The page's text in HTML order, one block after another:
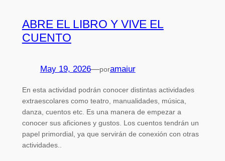
ABRE EL LIBRO Y VIVE EL
CUENTO
May 19, 2026—poramaiur
En esta actividad podrán conocer distintas actividades
extraescolares como teatro, manualidades, música,
danza, cuentos etc. Es una manera de empezar a
conocer sus aficiones y gustos. Los cuentos tendrán un
papel primordial, ya que servirán de conexión con otras
actividades..